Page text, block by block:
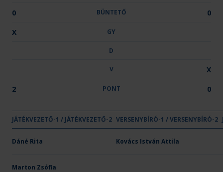
0 BÜNTETŐ 0
X GY
D
V X
2 PONT 0
Csapat neve
VÉGEREDMÉNY FÉLIDŐ BÜNTETŐ GY D V
PLER-Budapest 16 -
OTP Bank-PICK Szeged
JÁTÉKVEZETŐ-1 / JÁTÉKVEZETŐ-2 VERSENYBÍRÓ-1 / VERSENYBÍRÓ-2
Dáné Rita Kovács István Attila
Marton Zsófia